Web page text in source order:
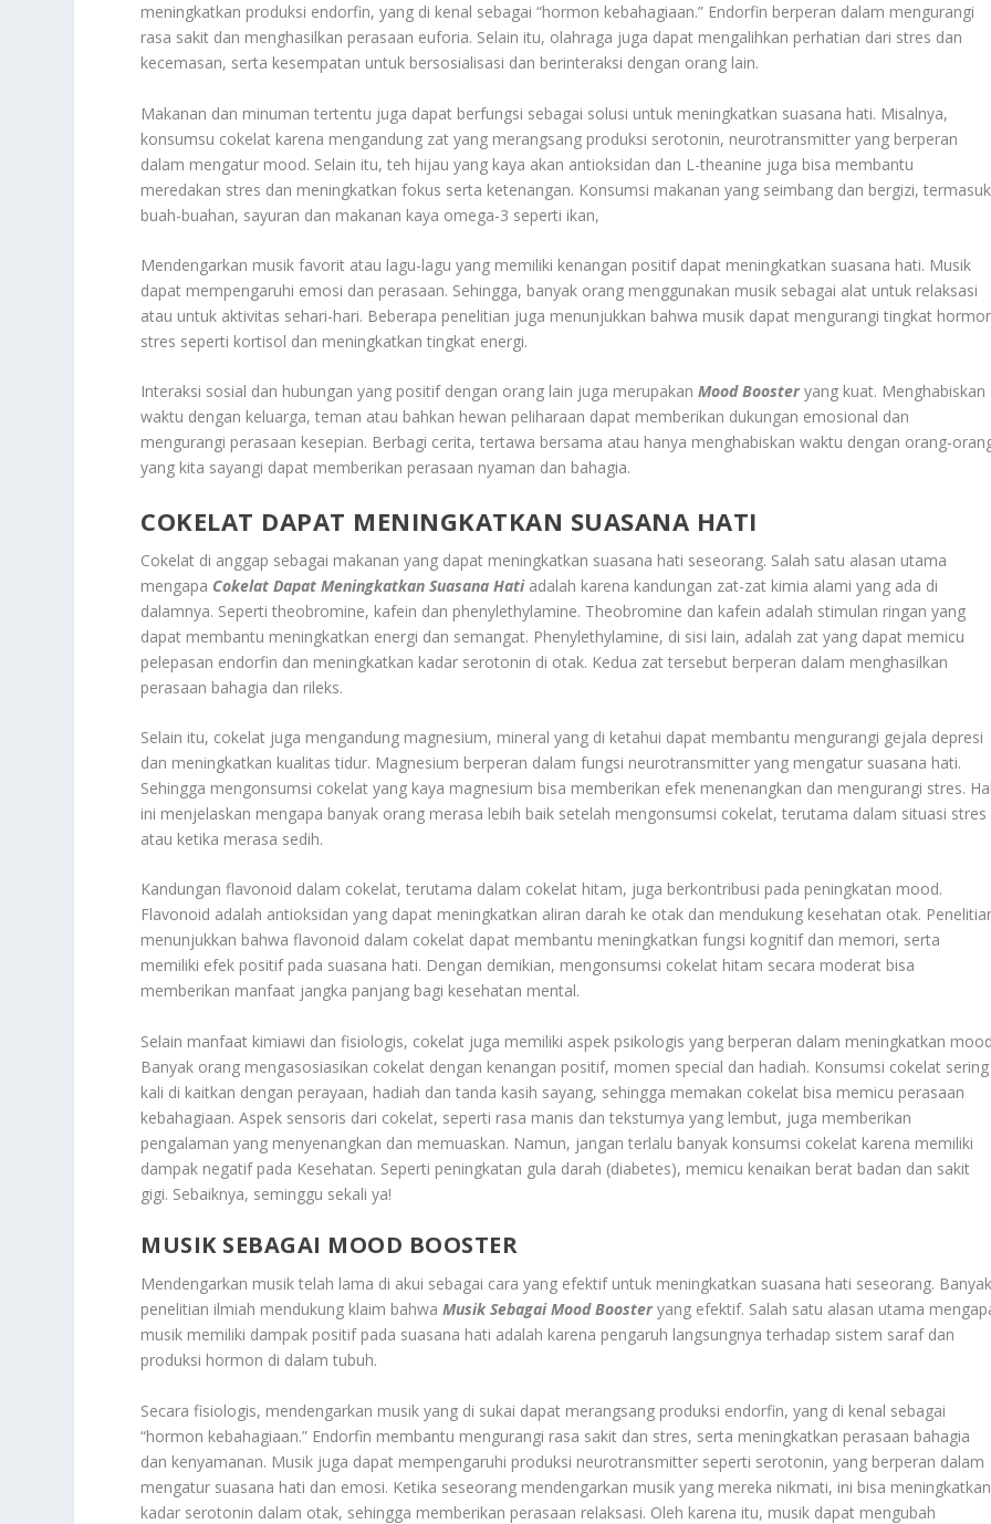
meningkatkan produksi endorfin, yang di kenal sebagai “hormon kebahagiaan.” Endorfin berperan dalam mengurangi
rasa sakit dan menghasilkan perasaan euforia. Selain itu, olahraga juga dapat mengalihkan perhatian dari stres dan
kecemasan, serta kesempatan untuk bersosialisasi dan berinteraksi dengan orang lain.
Makanan dan minuman tertentu juga dapat berfungsi sebagai solusi untuk meningkatkan suasana hati. Misalnya,
konsumsu cokelat karena mengandung zat yang merangsang produksi serotonin, neurotransmitter yang berperan
dalam mengatur mood. Selain itu, teh hijau yang kaya akan antioksidan dan L-theanine juga bisa membantu
meredakan stres dan meningkatkan fokus serta ketenangan. Konsumsi makanan yang seimbang dan bergizi, termasuk
buah-buahan, sayuran dan makanan kaya omega-3 seperti ikan,
Mendengarkan musik favorit atau lagu-lagu yang memiliki kenangan positif dapat meningkatkan suasana hati. Musik
dapat mempengaruhi emosi dan perasaan. Sehingga, banyak orang menggunakan musik sebagai alat untuk relaksasi
atau untuk aktivitas sehari-hari. Beberapa penelitian juga menunjukkan bahwa musik dapat mengurangi tingkat
stres seperti kortisol dan meningkatkan tingkat energi.
Interaksi sosial dan hubungan yang positif dengan orang lain juga merupakanMood Boosteryang kuat. Menghabiskan
waktu dengan keluarga, teman atau bahkan hewan peliharaan dapat memberikan dukungan emosional dan
mengurangi perasaan kesepian. Berbagi cerita, tertawa bersama atau hanya menghabiskan waktu dengan orang-
yang kita sayangi dapat memberikan perasaan nyaman dan bahagia.
COKELAT DAPAT MENINGKATKAN SUASANA HATI
Cokelat di anggap sebagai makanan yang dapat meningkatkan suasana hati seseorang. Salah satu alasan utama
mengapa Cokelat Dapat Meningkatkan Suasana Hatiadalah karena kandungan zat-zat kimia alami yang ada di
dalamnya. Seperti theobromine, kafein dan phenylethylamine. Theobromine dan kafein adalah stimulan ringan yang
dapat membantu meningkatkan energi dan semangat. Phenylethylamine, di sisi lain, adalah zat yang dapat memicu
pelepasan endorfin dan meningkatkan kadar serotonin di otak. Kedua zat tersebut berperan dalam menghasilkan
perasaan bahagia dan rileks.
Selain itu, cokelat juga mengandung magnesium, mineral yang di ketahui dapat membantu mengurangi gejala depresi
dan meningkatkan kualitas tidur. Magnesium berperan dalam fungsi neurotransmitter yang mengatur suasana hati.
Sehingga mengonsumsi cokelat yang kaya magnesium bisa memberikan efek menenangkan dan mengurangi stres.
ini menjelaskan mengapa banyak orang merasa lebih baik setelah mengonsumsi cokelat, terutama dalam situasi stres
atau ketika merasa sedih.
Kandungan flavonoid dalam cokelat, terutama dalam cokelat hitam, juga berkontribusi pada peningkatan mood.
Flavonoid adalah antioksidan yang dapat meningkatkan aliran darah ke otak dan mendukung kesehatan otak.
menunjukkan bahwa flavonoid dalam cokelat dapat membantu meningkatkan fungsi kognitif dan memori, serta
memiliki efek positif pada suasana hati. Dengan demikian, mengonsumsi cokelat hitam secara moderat bisa
memberikan manfaat jangka panjang bagi kesehatan mental.
Selain manfaat kimiawi dan fisiologis, cokelat juga memiliki aspek psikologis yang berperan dalam meningkatkan
Banyak orang mengasosiasikan cokelat dengan kenangan positif, momen special dan hadiah. Konsumsi cokelat sering
kali di kaitkan dengan perayaan, hadiah dan tanda kasih sayang, sehingga memakan cokelat bisa memicu perasaan
kebahagiaan. Aspek sensoris dari cokelat, seperti rasa manis dan teksturnya yang lembut, juga memberikan
pengalaman yang menyenangkan dan memuaskan. Namun, jangan terlalu banyak konsumsi cokelat karena memiliki
dampak negatif pada Kesehatan. Seperti peningkatan gula darah (diabetes), memicu kenaikan berat badan dan sakit
gigi. Sebaiknya, seminggu sekali ya!
MUSIK SEBAGAI MOOD BOOSTER
Mendengarkan musik telah lama di akui sebagai cara yang efektif untuk meningkatkan suasana hati seseorang.
penelitian ilmiah mendukung klaim bahwaMusik Sebagai Mood Boosteryang efektif. Salah satu alasan utama
musik memiliki dampak positif pada suasana hati adalah karena pengaruh langsungnya terhadap sistem saraf dan
produksi hormon di dalam tubuh.
Secara fisiologis, mendengarkan musik yang di sukai dapat merangsang produksi endorfin, yang di kenal sebagai
“hormon kebahagiaan.” Endorfin membantu mengurangi rasa sakit dan stres, serta meningkatkan perasaan bahagia
dan kenyamanan. Musik juga dapat mempengaruhi produksi neurotransmitter seperti serotonin, yang berperan dalam
mengatur suasana hati dan emosi. Ketika seseorang mendengarkan musik yang mereka nikmati, ini bisa meningkatkan
kadar serotonin dalam otak, sehingga memberikan perasaan relaksasi. Oleh karena itu, musik dapat mengubah